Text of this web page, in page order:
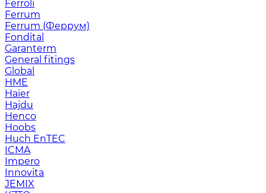
Ferroli
Ferrum
Ferrum (Феррум)
Fondital
Garanterm
General fitings
Global
HME
Haier
Hajdu
Henco
Hoobs
Huch EnTEC
ICMA
Impero
Innovita
JEMIX